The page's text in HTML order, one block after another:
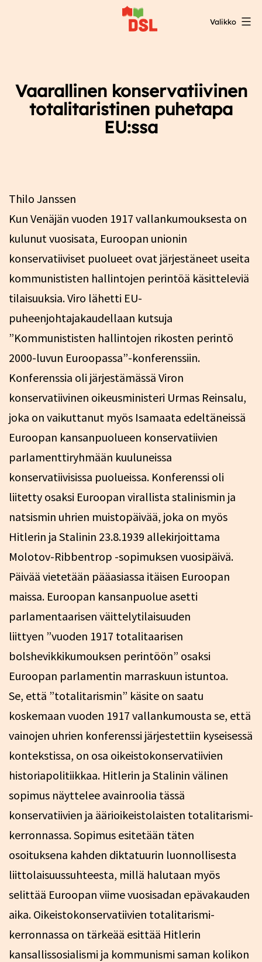
Valikko
Vaarallinen konservatiivinen
totalitaristinen puhetapa
EU:ssa
Thilo Janssen
Kun Venäjän vuoden 1917 vallankumouksesta on
kulunut vuosisata, Euroopan unionin
konservatiiviset puolueet ovat järjestäneet useita
kommunististen hallintojen perintöä käsitteleviä
tilaisuuksia. Viro lähetti EU-
puheenjohtajakaudellaan kutsuja
”Kommunististen hallintojen rikosten perintö
2000-luvun Euroopassa”-konferenssiin.
Konferenssia oli järjestämässä Viron
konservatiivinen oikeusministeri Urmas Reinsalu,
joka on vaikuttanut myös Isamaata edeltäneissä
Euroopan kansanpuolueen konservatiivien
parlamenttiryhmään kuuluneissa
konservatiivisissa puolueissa. Konferenssi oli
liitetty osaksi Euroopan virallista stalinismin ja
natsismin uhrien muistopäivää, joka on myös
Hitlerin ja Stalinin 23.8.1939 allekirjoittama
Molotov-Ribbentrop -sopimuksen vuosipäivä.
Päivää vietetään pääasiassa itäisen Euroopan
maissa. Euroopan kansanpuolue asetti
parlamentaarisen väittelytilaisuuden
liittyen ”vuoden 1917 totalitaarisen
bolshevikkikumouksen perintöön” osaksi
Euroopan parlamentin marraskuun istuntoa.
Se, että ”totalitarismin” käsite on saatu
koskemaan vuoden 1917 vallankumousta se, että
vainojen uhrien konferenssi järjestettiin kyseisessä
kontekstissa, on osa oikeistokonservatiivien
historiapolitiikkaa. Hitlerin ja Stalinin välinen
sopimus näyttelee avainroolia tässä
konservatiivien ja äärioikeistolaisten totalitarismi-
kerronnassa. Sopimus esitetään täten
osoituksena kahden diktatuurin luonnollisesta
liittolaisuussuhteesta, millä halutaan myös
selittää Euroopan viime vuosisadan epävakauden
aika. Oikeistokonservatiivien totalitarismi-
kerronnassa on tärkeää esittää Hitlerin
kansallissosialismi ja kommunismi saman kolikon